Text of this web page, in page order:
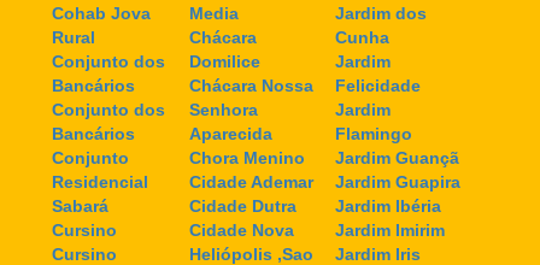
Cohab Jova
Rural
Conjunto dos
Bancários
Conjunto dos
Bancários
Conjunto
Residencial
Sabará
Cursino
Cursino
Media
Chácara
Domilice
Chácara Nossa
Senhora
Aparecida
Chora Menino
Cidade Ademar
Cidade Dutra
Cidade Nova
Heliópolis ,Sao
Jardim dos
Cunha
Jardim
Felicidade
Jardim
Flamingo
Jardim Guançã
Jardim Guapira
Jardim Ibéria
Jardim Imirim
Jardim Iris